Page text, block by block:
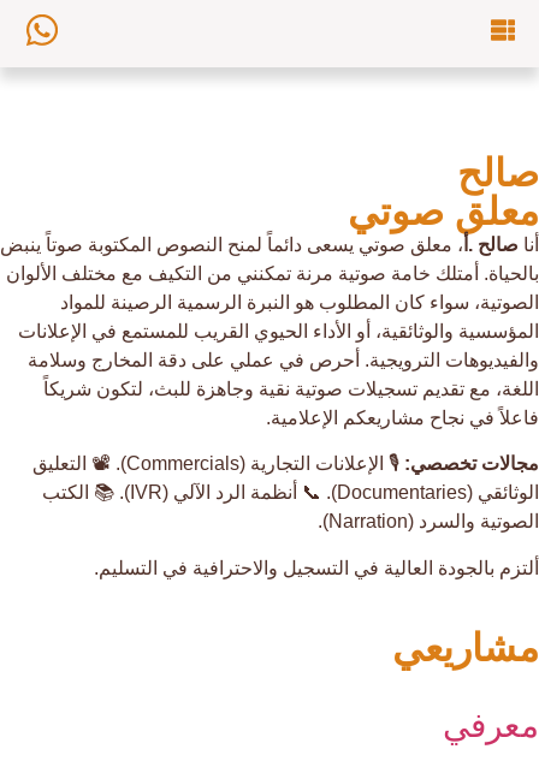
صالح
معلق صوتي
أنا صالح .أ ، معلق صوتي يسعى دائماً لمنح النصوص المكتوبة صوتاً ينبض
بالحياة. أمتلك خامة صوتية مرنة تمكنني من التكيف مع مختلف الألوان
الصوتية، سواء كان المطلوب هو النبرة الرسمية الرصينة للمواد
المؤسسية والوثائقية، أو الأداء الحيوي القريب للمستمع في الإعلانات
والفيديوهات الترويجية. أحرص في عملي على دقة المخارج وسلامة
اللغة، مع تقديم تسجيلات صوتية نقية وجاهزة للبث، لتكون شريكاً
فاعلاً في نجاح مشاريعكم الإعلامية.
مجالات تخصصي:
🎙️ الإعلانات التجارية (Commercials). 📽️ التعليق
الوثائقي (Documentaries). 📞 أنظمة الرد الآلي (IVR). 📚 الكتب
الصوتية والسرد (Narration).
ألتزم بالجودة العالية في التسجيل والاحترافية في التسليم.
مشاريعي
معرفي